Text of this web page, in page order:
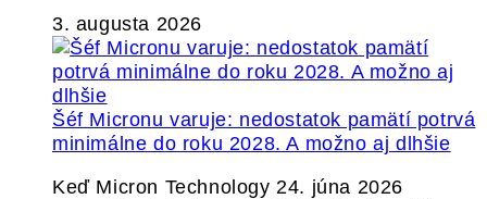
3. augusta 2026
Šéf Micronu varuje: nedostatok pamätí potrvá
minimálne do roku 2028. A možno aj dlhšie
Keď Micron Technology 24. júna 2026